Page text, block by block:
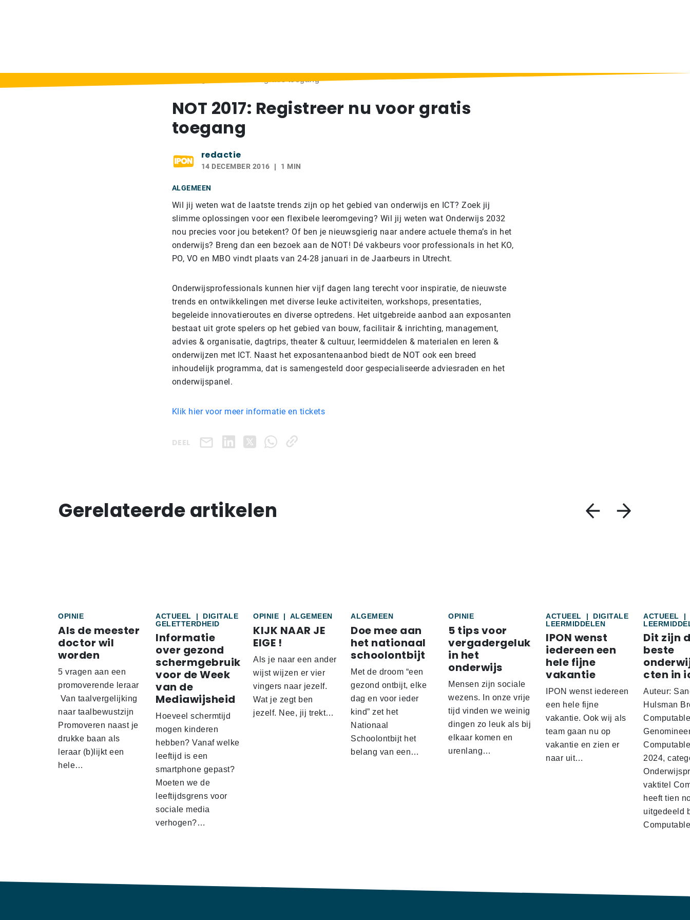
NOT 2017: Registreer nu voor gratis toegang
NOT 2017: Registreer nu voor gratis
toegang
redactie
14 DECEMBER 2016 1 MIN
ALGEMEEN
Wil jij weten wat de laatste trends zijn op het gebied van onderwijs en ICT? Zoek jij
slimme oplossingen voor een flexibele leeromgeving? Wil jij weten wat Onderwijs 2032
nou precies voor jou betekent? Of ben je nieuwsgierig naar andere actuele thema’s in het
onderwijs? Breng dan een bezoek aan de NOT! Dé vakbeurs voor professionals in het KO,
PO, VO en MBO vindt plaats van 24-28 januari in de Jaarbeurs in Utrecht.
Onderwijsprofessionals kunnen hier vijf dagen lang terecht voor inspiratie, de nieuwste
trends en ontwikkelingen met diverse leuke activiteiten, workshops, presentaties,
begeleide innovatieroutes en diverse optredens. Het uitgebreide aanbod aan exposanten
bestaat uit grote spelers op het gebied van bouw, facilitair & inrichting, management,
advies & organisatie, dagtrips, theater & cultuur, leermiddelen & materialen en leren &
onderwijzen met ICT. Naast het exposantenaanbod biedt de NOT ook een breed
inhoudelijk programma, dat is samengesteld door gespecialiseerde adviesraden en het
onderwijspanel.
Klik hier voor meer informatie en tickets
DEEL
Gerelateerde artikelen
OPINIE
Als de meester
doctor wil
worden
5 vragen aan een
promoverende leraar
Van taalvergelijking
naar taalbewustzijn
Promoveren naast je
drukke baan als
leraar (b)lijkt een
hele…
ACTUEEL |
DIGITALE
GELETTERDHEID
Informatie
over gezond
schermgebruik
voor de Week
van de
Mediawijsheid
Hoeveel schermtijd
mogen kinderen
hebben? Vanaf welke
leeftijd is een
smartphone gepast?
Moeten we de
leeftijdsgrens voor
sociale media
verhogen?…
OPINIE | ALGEMEEN
KIJK NAAR JE
EIGE !
Als je naar een ander
wijst wijzen er vier
vingers naar jezelf.
Wat je zegt ben
jezelf. Nee, jij trekt…
ALGEMEEN
Doe mee aan
het nationaal
schoolontbijt
Met de droom “een
gezond ontbijt, elke
dag en voor ieder
kind” zet het
Nationaal
Schoolontbijt het
belang van een…
OPINIE
5 tips voor
vergadergeluk
in het
onderwijs
Mensen zijn sociale
wezens. In onze vrije
tijd vinden we weinig
dingen zo leuk als bij
elkaar komen en
urenlang…
ACTUEEL |
DIGITALE
LEERMIDDELEN
IPON wenst
iedereen een
hele fijne
vakantie
IPON wenst iedereen
een hele fijne
vakantie. Ook wij als
team gaan nu op
vakantie en zien er
naar uit…
ACTUEEL
|
Dit zijn
beste
cten in
Auteur:
Hulsman
Computable
2024,
vaktitel
heeft tien
uitgedeeld